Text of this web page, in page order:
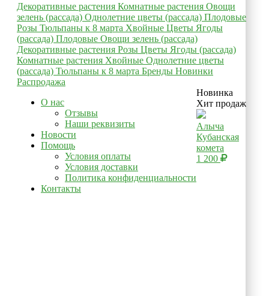
Декоративные растения Комнатные растения Овощи
зелень (рассада) Однолетние цветы (рассада) Плодовые
Розы Тюльпаны к 8 марта Хвойные Цветы Ягоды
(рассада) Плодовые Овощи зелень (рассада)
Декоративные растения Розы Цветы Ягоды (рассада)
Комнатные растения Хвойные Однолетние цветы
(рассада) Тюльпаны к 8 марта Бренды Новинки
Распродажа
О нас
Отзывы
Наши реквизиты
Новости
Помощь
Условия оплаты
Условия доставки
Политика конфиденциальности
Контакты
Новинка
Хит продаж
Алыча
Кубанская
комета
1 200